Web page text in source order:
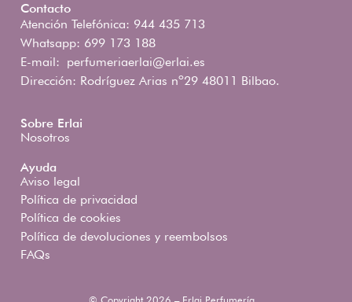
Contacto
Atención Telefónica: 944 435 713
Whatsapp: 699 173 188
E-mail: perfumeriaerlai@erlai.es
Dirección: Rodríguez Arias nº29 48011 Bilbao.
Sobre Erlai
Nosotros
Ayuda
Aviso legal
Política de privacidad
Política de cookies
Política de devoluciones y reembolsos
FAQs